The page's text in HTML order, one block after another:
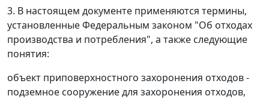
3. В настоящем документе применяются термины,
установленные Федеральным законом "Об отходах
производства и потребления", а также следующие
понятия:
объект приповерхностного захоронения отходов -
подземное сооружение для захоронения отходов,